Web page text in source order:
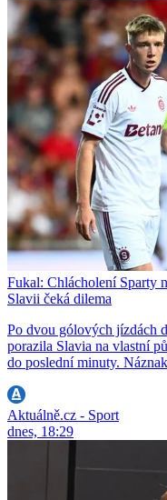
Fukal: Chlácholení Sparty
Slavii čeká dilema
Po dvou gólových jízdách
porazila Slavia na vlastní
do poslední minuty.
Aktuálně.cz - Sport
dnes, 18:29